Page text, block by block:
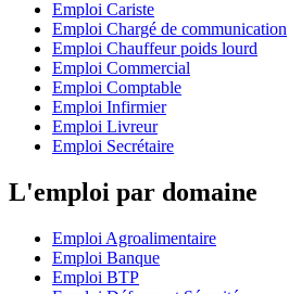
Emploi Cariste
Emploi Chargé de communication
Emploi Chauffeur poids lourd
Emploi Commercial
Emploi Comptable
Emploi Infirmier
Emploi Livreur
Emploi Secrétaire
L'emploi par domaine
Emploi Agroalimentaire
Emploi Banque
Emploi BTP